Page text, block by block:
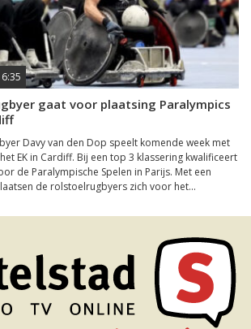
gaat voor plaatsing Paralympics
Davy van den Dop speelt komende week met
EK in Cardiff. Bij een top 3 klassering kwalificeert
de Paralympische Spelen in Parijs. Met een
de rolstoelrugbyers zich voor het...